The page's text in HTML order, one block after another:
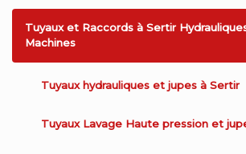
Tuyaux et Raccords à Sertir
Machines
Tuyaux hydrauliques et jupes à Sertir
Tuyaux Lavage Haute pression et